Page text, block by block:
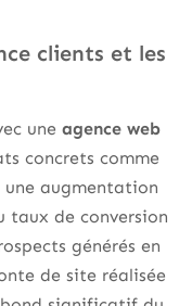
clients et les
une agence web
concrets comme
une augmentation
taux de conversion
générés en
de site réalisée